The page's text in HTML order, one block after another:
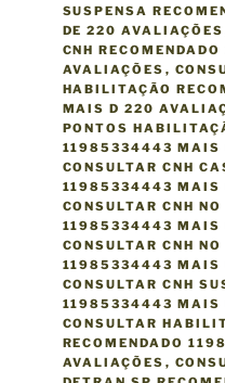
SUSPENSA
DE 220 AVALIAÇÕES
CNH
AVALIAÇÕES ,
HABILITAÇÃO
MAIS D 220
PONTOS
11985334443 MAIS
CONSULTAR CNH
11985334443 MAIS
CONSULTAR CNH
11985334443 MAIS
CONSULTAR CNH
11985334443 MAIS
CONSULTAR CNH
11985334443 MAIS
CONSULTAR
RECOMENDADO
AVALIAÇÕES ,